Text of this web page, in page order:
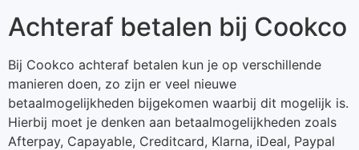
Achteraf betalen bij Cookco
Bij Cookco achteraf betalen kun je op verschillende
manieren doen, zo zijn er veel nieuwe
betaalmogelijkheden bijgekomen waarbij dit mogelijk is.
Hierbij moet je denken aan betaalmogelijkheden zoals
Afterpay, Capayable, Creditcard, Klarna, iDeal, Paypal